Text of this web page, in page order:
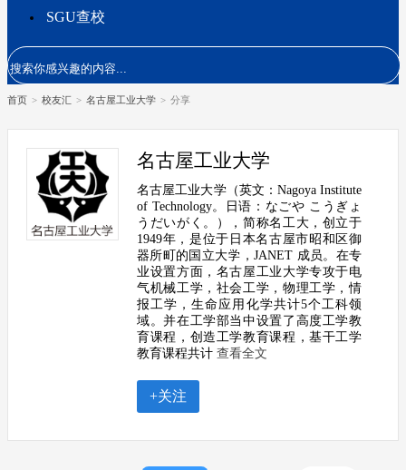
SGU查校
首页 > 校友汇 > 名古屋工业大学 > 分享
名古屋工业大学
名古屋工业大学（英文：Nagoya Institute
of Technology。日语：なごや こうぎょ
うだいがく。），简称名工大，创立于
1949年，是位于日本名古屋市昭和区御
器所町的国立大学，JANET 成员。在专
业设置方面，名古屋工业大学专攻于电
气机械工学，社会工学，物理工学，情
报工学，生命应用化学共计5个工科领
域。并在工学部当中设置了高度工学教
育课程，创造工学教育课程，基干工学
教育课程共计 查看全文
+关注